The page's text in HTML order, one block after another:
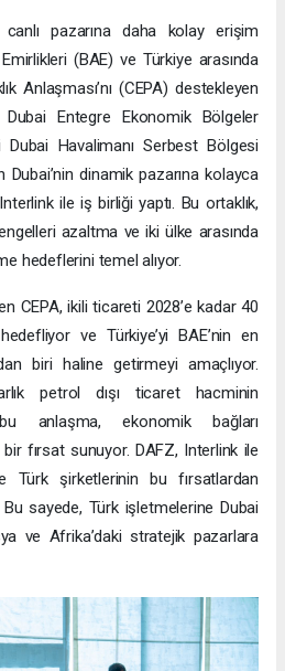
canlı pazarına daha kolay erişim
(BAE) ve Türkiye arasında
Anlaşması’nı (CEPA) destekleyen
Entegre Ekonomik Bölgeler
Dubai Havalimanı Serbest Bölgesi
dinamik pazarına kolayca
ile iş birliği yaptı. Bu ortaklık,
azaltma ve iki ülke arasında
hedeflerini temel alıyor.
CEPA, ikili ticareti 2028’e kadar 40
ve Türkiye’yi BAE’nin en
biri haline getirmeyi amaçlıyor.
petrol dışı ticaret hacminin
anlaşma, ekonomik bağları
fırsat sunuyor. DAFZ, Interlink ile
Türk şirketlerinin bu fırsatlardan
Bu sayede, Türk işletmelerine Dubai
ve Afrika’daki stratejik pazarlara